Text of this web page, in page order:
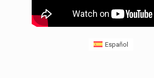
Español